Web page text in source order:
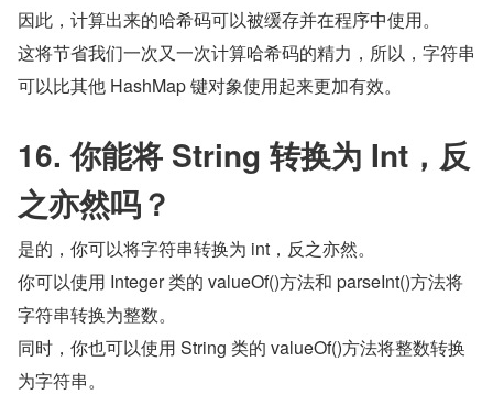
因此，计算出来的哈希码可以被缓存并在程序中使用。
这将节省我们一次又一次计算哈希码的精力，所以，字符串
可以比其他 HashMap 键对象使用起来更加有效。
16. 你能将 String 转换为 Int，反
之亦然吗？
是的，你可以将字符串转换为 int，反之亦然。
你可以使用 Integer 类的 valueOf()方法和 parseInt()方法将
字符串转换为整数。
同时，你也可以使用 String 类的 valueOf()方法将整数转换
为字符串。